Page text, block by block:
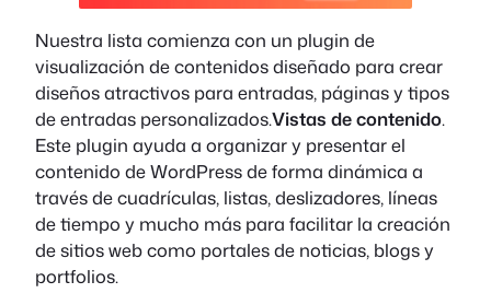
Nuestra lista comienza con un plugin de
visualización de contenidos diseñado para crear
diseños atractivos para entradas, páginas y tipos
de entradas personalizados.Vistas de contenido.
Este plugin ayuda a organizar y presentar el
contenido de WordPress de forma dinámica a
través de cuadrículas, listas, deslizadores, líneas
de tiempo y mucho más para facilitar la creación
de sitios web como portales de noticias, blogs y
portfolios.